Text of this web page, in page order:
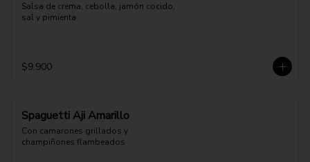
Salsa de crema, cebolla, jamón cocido,
sal y pimienta
$9.900
Spaguetti Aji Amarillo
Con camarones grillados y
champiñones flambeados